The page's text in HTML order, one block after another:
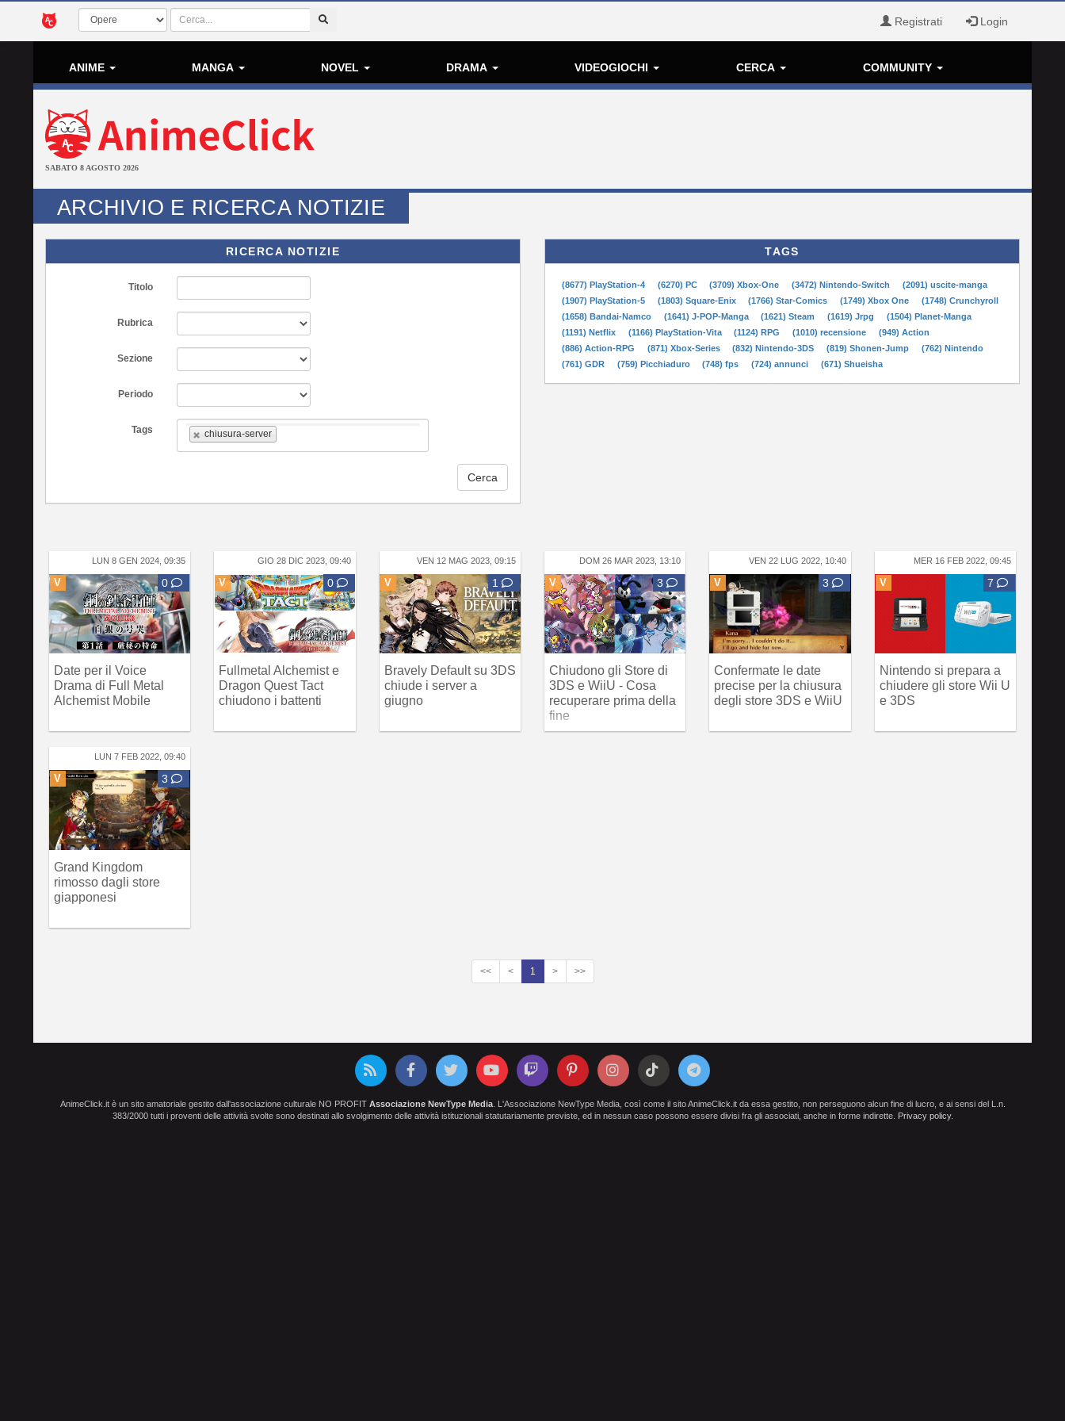
Registrati Login
ANIME MANGA NOVEL DRAMA VIDEOGIOCHI CERCA COMMUNITY
SABATO 8 AGOSTO 2026
ARCHIVIO E RICERCA NOTIZIE
RICERCA NOTIZIE
Titolo
Rubrica
Sezione
Periodo
Tags chiusura-server
Cerca
TAGS
(8677) PlayStation-4 (6270) PC (3709) Xbox-One (3472) Nintendo-Switch
(2091) uscite-manga
(1907) PlayStation-5
(1803) Square-Enix (1766) Star-Comics (1749) Xbox One
(1748) Crunchyroll
(1658) Bandai-Namco
(1641) J-POP-Manga (1621) Steam (1619) Jrpg
(1504) Planet-Manga
(1191) Netflix
(1166) PlayStation-Vita (1124) RPG (1010) recensione
(949) Action
(886) Action-RPG
(871) Xbox-Series (832) Nintendo-3DS (819) Shonen-Jump
(762) Nintendo
(761) GDR
(759) Picchiaduro (748) fps (724) annunci (671) Shueisha
LUN 8 GEN 2024, 09:35
V 0
Date per il Voice
Drama di Full Metal
Alchemist Mobile
GIO 28 DIC 2023, 09:40
V 0
Fullmetal Alchemist e
Dragon Quest Tact
chiudono i battenti
VEN 12 MAG 2023, 09:15
V 1
Bravely Default su 3DS
chiude i server a
giugno
DOM 26 MAR 2023, 13:10
V 3
Chiudono gli Store di
3DS e WiiU - Cosa
recuperare prima della
fine
VEN 22 LUG 2022, 10:40
V 3
Confermate le date
precise per la chiusura
degli store 3DS e WiiU
MER 16 FEB 2022, 09:45
V 7
Nintendo si prepara a
chiudere gli store Wii U
e 3DS
LUN 7 FEB 2022, 09:40
V 3
Grand Kingdom
rimosso dagli store
giapponesi
<< < 1 > >>
AnimeClick.it è un sito amatoriale gestito dall'associazione culturale NO PROFIT Associazione NewType Media. L'Associazione NewType Media, così come il sito AnimeClick.it da essa gestito, non perseguono alcun fine di lucro, e ai sensi del L.n.
383/2000 tutti i proventi delle attività svolte sono destinati allo svolgimento delle attività istituzionali statutariamente previste, ed in nessun caso possono essere divisi fra gli associati, anche in forme indirette. Privacy policy.